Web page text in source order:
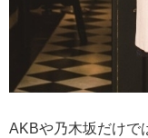
AKBや乃木坂だけで